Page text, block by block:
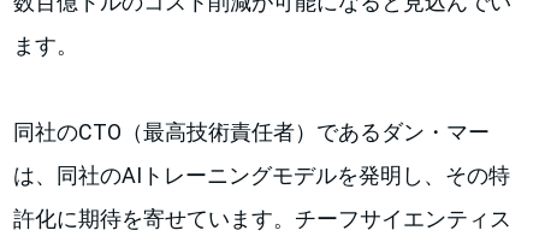
ます。
同社のCTO（最高技術責任者）であるダン・マー
は、同社のAIトレーニングモデルを発明し、その特
許化に期待を寄せています。チーフサイエンティス